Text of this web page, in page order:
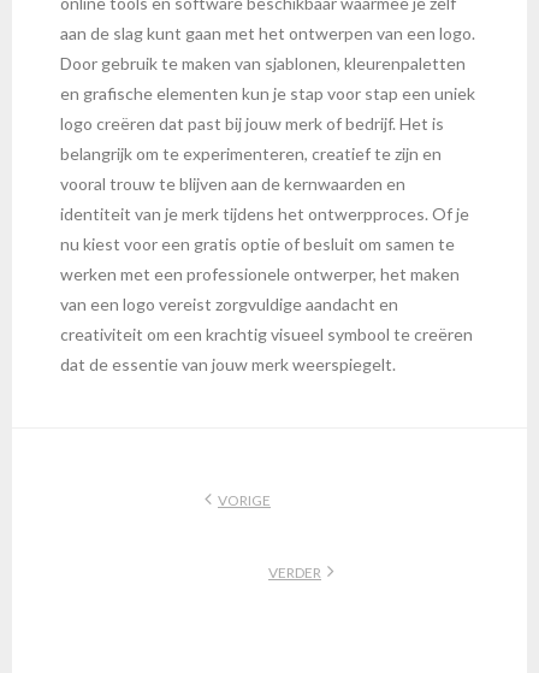
aan de slag kunt gaan met het ontwerpen van een logo.
Door gebruik te maken van sjablonen, kleurenpaletten
en grafische elementen kun je stap voor stap een uniek
logo creëren dat past bij jouw merk of bedrijf. Het is
belangrijk om te experimenteren, creatief te zijn en
vooral trouw te blijven aan de kernwaarden en
identiteit van je merk tijdens het ontwerpproces. Of je
nu kiest voor een gratis optie of besluit om samen te
werken met een professionele ontwerper, het maken
van een logo vereist zorgvuldige aandacht en
creativiteit om een krachtig visueel symbool te creëren
dat de essentie van jouw merk weerspiegelt.
VORIGE
VERDER